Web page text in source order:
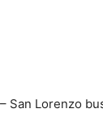
San Lorenzo